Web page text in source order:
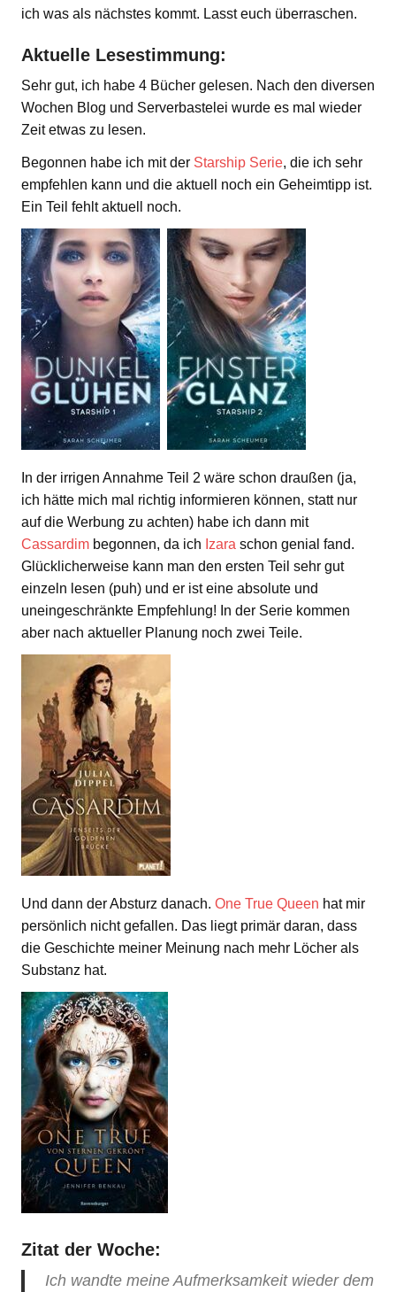
ich was als nächstes kommt. Lasst euch überraschen.
Aktuelle Lesestimmung:
Sehr gut, ich habe 4 Bücher gelesen. Nach den diversen
Wochen Blog und Serverbastelei wurde es mal wieder
Zeit etwas zu lesen.
Begonnen habe ich mit der Starship Serie, die ich sehr
empfehlen kann und die aktuell noch ein Geheimtipp ist.
Ein Teil fehlt aktuell noch.
In der irrigen Annahme Teil 2 wäre schon draußen (ja,
ich hätte mich mal richtig informieren können, statt nur
auf die Werbung zu achten) habe ich dann mit
Cassardim begonnen, da ich Izara schon genial fand.
Glücklicherweise kann man den ersten Teil sehr gut
einzeln lesen (puh) und er ist eine absolute und
uneingeschränkte Empfehlung! In der Serie kommen
aber nach aktueller Planung noch zwei Teile.
Und dann der Absturz danach. One True Queen hat mir
persönlich nicht gefallen. Das liegt primär daran, dass
die Geschichte meiner Meinung nach mehr Löcher als
Substanz hat.
Zitat der Woche:
Ich wandte meine Aufmerksamkeit wieder dem